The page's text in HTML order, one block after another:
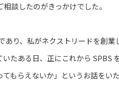
談したのがきっかけでした。
あり、私がネクストリードを創
たある日、正にこれから SPBS
もらえないか」というお話をい